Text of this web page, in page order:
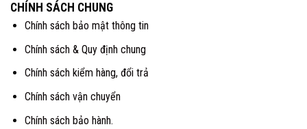
CHÍNH SÁCH CHUNG
Chính sách bảo mật thông tin
Chính sách & Quy định chung
Chính sách kiểm hàng, đổi trả
Chính sách vận chuyển
Chính sách bảo hành.